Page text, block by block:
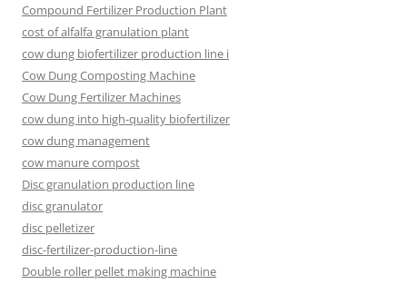
Compound Fertilizer Production Plant
cost of alfalfa granulation plant
cow dung biofertilizer production line i
Cow Dung Composting Machine
Cow Dung Fertilizer Machines
cow dung into high-quality biofertilizer
cow dung management
cow manure compost
Disc granulation production line
disc granulator
disc pelletizer
disc-fertilizer-production-line
Double roller pellet making machine